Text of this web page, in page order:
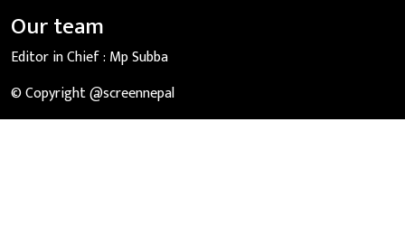
Our team
Editor in Chief : Mp Subba
© Copyright @screennepal